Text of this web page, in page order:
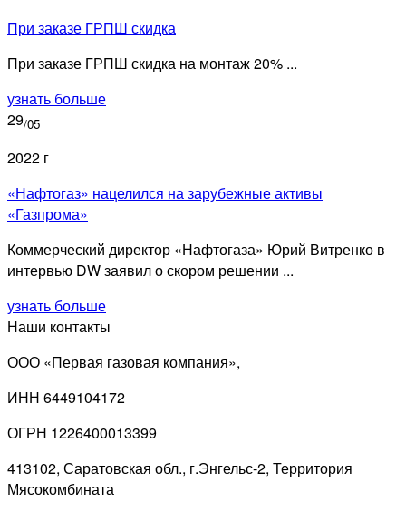
При заказе ГРПШ скидка
При заказе ГРПШ скидка на монтаж 20% ...
узнать больше
29/05
2022 г
«Нафтогаз» нацелился на зарубежные активы
«Газпрома»
Коммерческий директор «Нафтогаза» Юрий Витренко в
интервью DW заявил о скором решении ...
узнать больше
Наши контакты
ООО «Первая газовая компания»,
ИНН 6449104172
ОГРН 1226400013399
413102, Саратовская обл., г.Энгельс-2, Территория
Мясокомбината